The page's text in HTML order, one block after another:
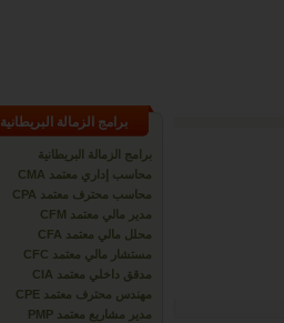
برامج الزمالة البريطانية
برامج الزمالة البريطانية
محاسب إداري معتمد CMA
محاسب محترف معتمد CPA
مدير مالي معتمد CFM
محلل مالي معتمد CFA
مستشار مالي معتمد CFC
مدقق داخلي معتمد CIA
مهندس محترف معتمد CPE
مدير مشاريع معتمد PMP